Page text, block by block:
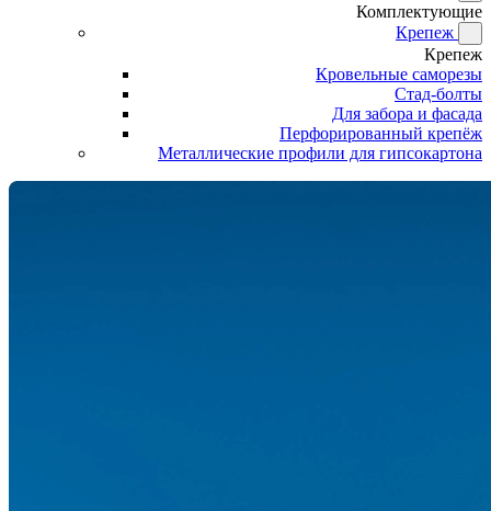
Комплектующие
Крепеж
Крепеж
Кровельные саморезы
Стад-болты
Для забора и фасада
Перфорированный крепёж
Металлические профили для гипсокартона